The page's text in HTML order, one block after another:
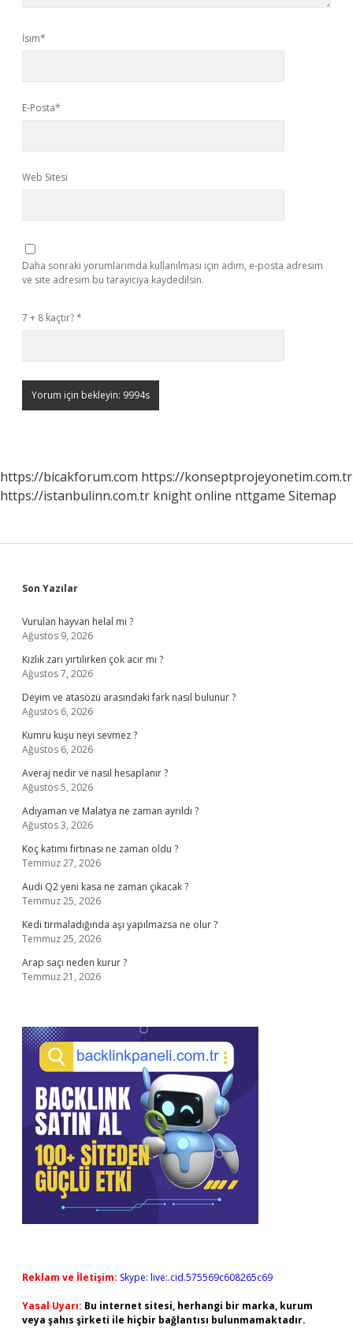
İsim*
E-Posta*
Web Sitesi
Daha sonraki yorumlarımda kullanılması için adım, e-posta adresim
ve site adresim bu tarayıcıya kaydedilsin.
7 + 8 kaçtır?*
https://bicakforum.com https://konseptprojeyonetim.com.tr
https://istanbulinn.com.tr knight online nttgame Sitemap
Sidebar
Son Yazılar
Vurulan hayvan helal mi ?
Ağustos 9, 2026
Kızlık zarı yırtılırken çok acır mı ?
Ağustos 7, 2026
Deyim ve atasözü arasındaki fark nasıl bulunur ?
Ağustos 6, 2026
Kumru kuşu neyi sevmez ?
Ağustos 6, 2026
Averaj nedir ve nasıl hesaplanır ?
Ağustos 5, 2026
Adıyaman ve Malatya ne zaman ayrıldı ?
Ağustos 3, 2026
Koç katımı fırtınası ne zaman oldu ?
Temmuz 27, 2026
Audi Q2 yeni kasa ne zaman çıkacak ?
Temmuz 25, 2026
Kedi tırmaladığında aşı yapılmazsa ne olur ?
Temmuz 25, 2026
Arap saçı neden kurur ?
Temmuz 21, 2026
Reklam ve İletişim: Skype: live:.cid.575569c608265c69
Yasal Uyarı: Bu internet sitesi, herhangi bir marka, kurum
veya şahıs şirketi ile hiçbir bağlantısı bulunmamaktadır.